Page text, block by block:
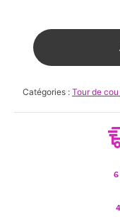
Catégories : Tour de
6